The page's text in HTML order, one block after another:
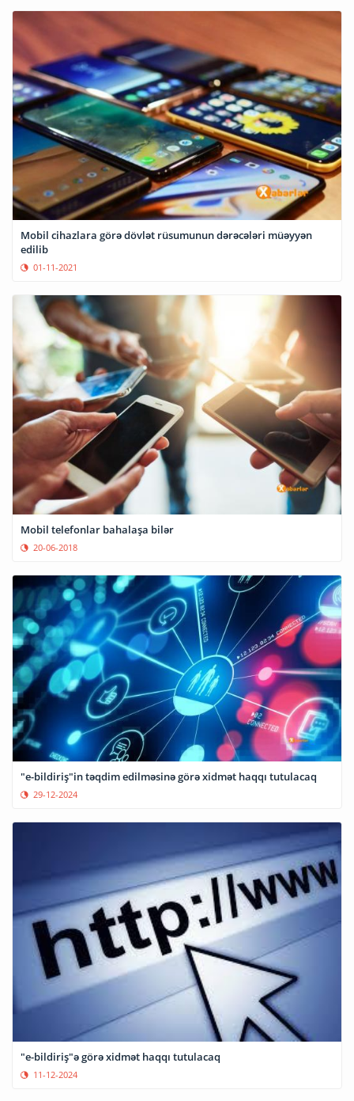
Mobil cihazlara görə dövlət rüsumunun dərəcələri müəyyən
edilib
01-11-2021
Mobil telefonlar bahalaşa bilər
20-06-2018
"e-bildiriş"in təqdim edilməsinə görə xidmət haqqı tutulacaq
29-12-2024
"e-bildiriş"ə görə xidmət haqqı tutulacaq
11-12-2024